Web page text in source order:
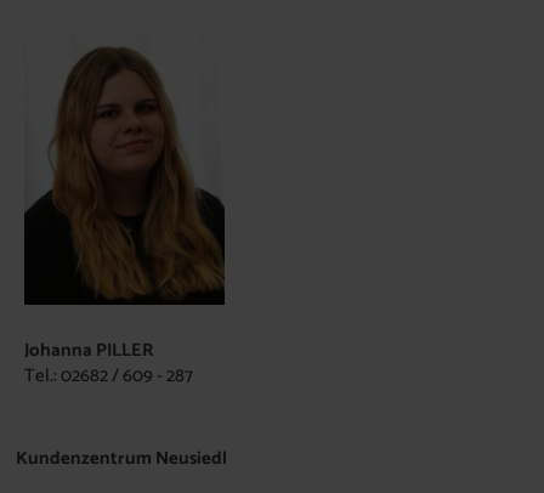
Johanna PILLER
Tel.: 02682 / 609 - 287
Kundenzentrum Neusiedl